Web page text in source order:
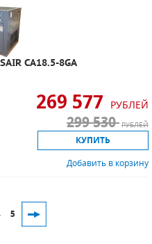
CA18.5-8GA
269 577 РУБЛЕЙ
299 530 РУБЛЕЙ
КУПИТЬ
Добавить в корзину
5